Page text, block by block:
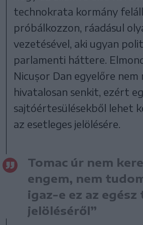
technokrata kormány
próbálkozzon, ráadásul
vezetésével, aki ugyan
parlamenti háttere.
Nicușor Dan egyelőre
hivatalosan senkit, ezért
sajtóértesülésekből lehet
az esetleges jelölésére.
Tomac úr nem
engem, nem
igaz-e ez az
jelöléséről”